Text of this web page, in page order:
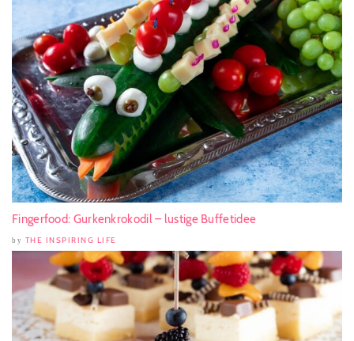
Fingerfood: Gurkenkrokodil – lustige Buffetidee
by THE INSPIRING LIFE